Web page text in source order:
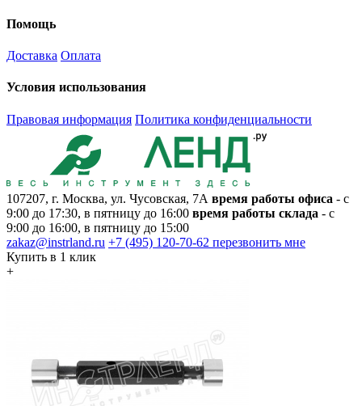
Помощь
Доставка Оплата
Условия использования
Правовая информация Политика конфиденциальности
107207, г. Москва, ул. Чусовская, 7А время работы офиса - с
9:00 до 17:30, в пятницу до 16:00 время работы склада - с
9:00 до 16:00, в пятницу до 15:00
zakaz@instrland.ru +7 (495) 120-70-62 перезвонить мне
Купить в 1 клик
+